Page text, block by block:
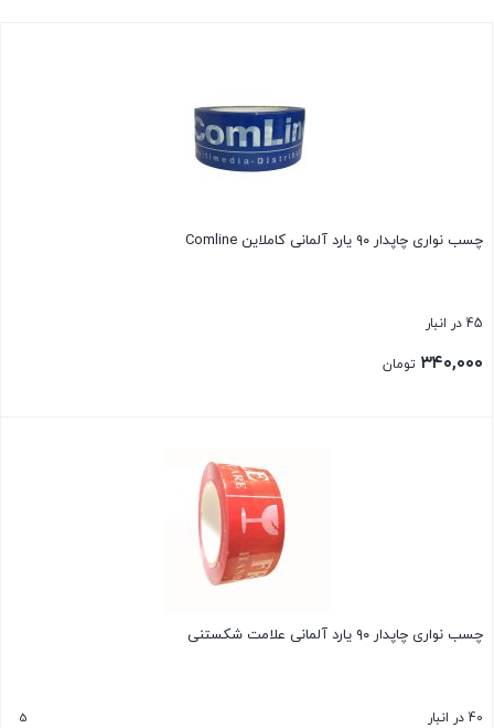
چسب نواری چاپدار ۹۰ یارد آلمانی کاملاین Comline
45 در انبار
۳۴۰,۰۰۰ تومان
چسب نواری چاپدار ۹۰ یارد آلمانی علامت شکستنی
40 در انبار 5